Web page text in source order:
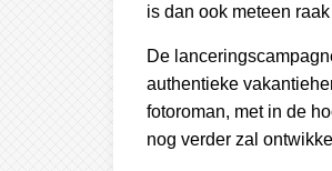
is dan ook meteen raak
De
authentieke
fotoroman, met in de
nog verder zal